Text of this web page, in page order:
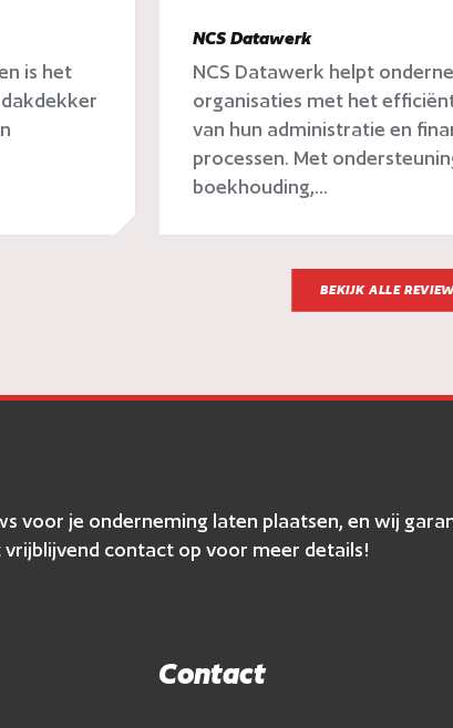
is het
NCS Datawerk
NCS Datawerk helpt
organisaties met het
van hun administratie en
processen. Met
boekhouding,...
BEKIJK ALLE
voor je onderneming laten plaatsen, en wij
contact op voor meer details!
Contact